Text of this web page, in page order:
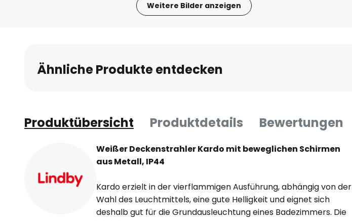
Weitere Bilder anzeigen
Bildgalerie
springen
Ähnliche Produkte entdecken
Produktübersicht Produktdetails Bewertungen
Weißer Deckenstrahler Kardo mit beweglichen Schirmen
aus Metall, IP44
Kardo erzielt in der vierflammigen Ausführung, abhängig von der
Wahl des Leuchtmittels, eine gute Helligkeit und eignet sich
deshalb gut für die Grundausleuchtung eines Badezimmers. Die